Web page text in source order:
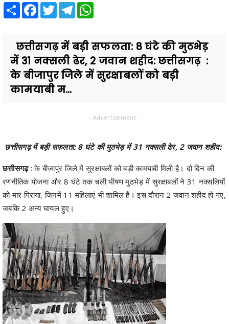
Share Facebook
TwitterTelegram
छत्तीसगढ़ में बड़ी सफलता: 8 घंटे की मुठभेड़
में 31 नक्सली ढेर, 2 जवान शहीद: छत्तीसगढ़ :
के बीजापुर जिले में सुरक्षाबलों को बड़ी
कामयाबी म...
- Advertisement -
छत्तीसगढ़ में बड़ी सफलता: 8 घंटे की मुठभेड़ में 31 नक्सली ढेर, 2 जवान शहीद:
छत्तीसगढ़: के बीजापुर जिले में सुरक्षाबलों को बड़ी कामयाबी मिली है। दो दिन की
रणनीतिक योजना और 8 घंटे तक चली भीषण मुठभेड़ में सुरक्षाबलों ने 31 नक्सलियों
को मार गिराया, जिनमें 11 महिलाएं भी शामिल हैं। इस दौरान 2 जवान शहीद हो गए,
जबकि 2 अन्य घायल हुए।